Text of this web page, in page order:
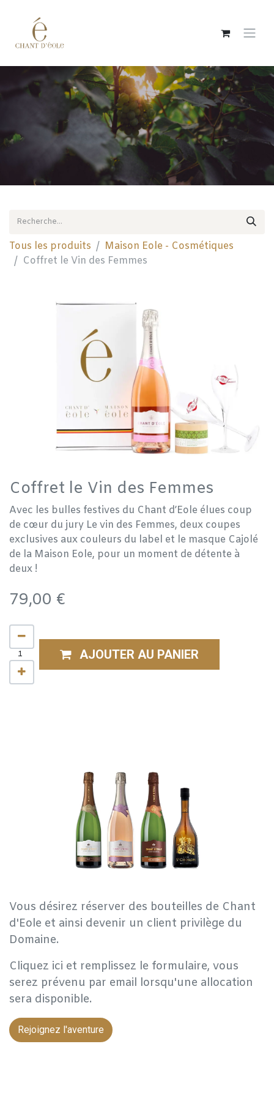
Tous les produits
Maison Eole - Cosmétiques
Coffret le Vin des Femmes
Coffret le Vin des Femmes
Avec les bulles festives du Chant d’Eole élues coup
de cœur du jury Le vin des Femmes, deux coupes
exclusives aux couleurs du label et le masque Cajolé
de la Maison Eole, pour un moment de détente à
deux !
79,00 €
AJOUTER AU PANIER
Vous désirez réserver des bouteilles de Chant
d'Eole et ainsi devenir un client privilège du
Domaine.
Cliquez ici et remplissez le formulaire, vous
serez prévenu par email lorsqu'une allocation
sera disponible.
Rejoignez l'aventure